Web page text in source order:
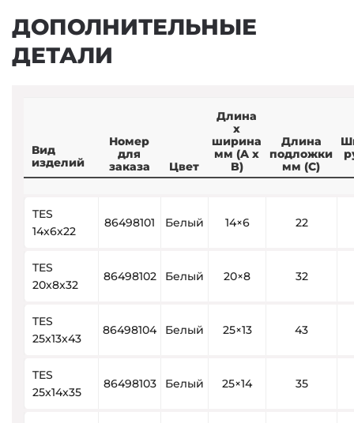
ДОПОЛНИТЕЛЬНЫЕ
ДЕТАЛИ
Вид
изделий
Номер
для
заказа
Цвет
Длина
x
ширина
мм (A x
B)
Длина
подложки
мм (C)
TES
14x6x22
86498101 Белый 14×6 22
TES
20x8x32
86498102 Белый 20×8 32
TES
25x13x43
86498104 Белый 25×13 43
TES
25x14x35
86498103 Белый 25×14 35